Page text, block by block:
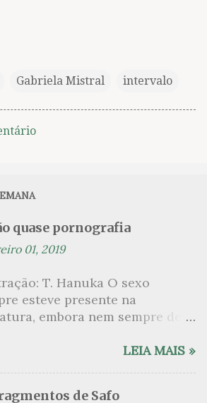
Gabriela Mistral intervalo
quase pornografia
01, 2019
T. Hanuka O sexo
esteve presente na
embora nem sempre de
mergulharam em sua própria
LEIA MAIS »
de Safo